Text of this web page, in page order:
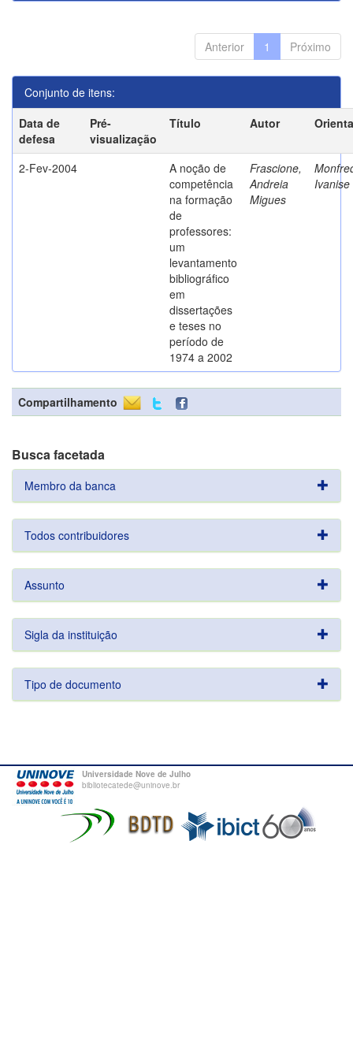
Anterior 1 Próximo
Conjunto de itens:
Data de
defesa
Pré-
visualização
Título Autor
2-Fev-2004
A noção de
competência
na formação
de
professores:
um
levantamento
bibliográfico
em
dissertações
e teses no
período de
1974 a 2002
Frascione,
Andreia
Migues
Ivanise
Compartilhamento
Busca facetada
Membro da banca
Todos contribuidores
Assunto
Sigla da instituição
Tipo de documento
Universidade Nove de Julho
bibliotecatede@uninove.br